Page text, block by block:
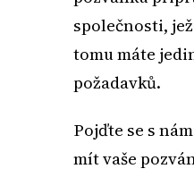
společnosti,
tomu máte
požadavků.
Pojďte se s
mít vaše